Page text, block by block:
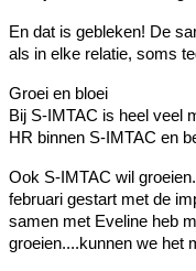
En dat is gebleken! De
als in elke relatie, soms
Groei en bloei
Bij S-IMTAC is heel veel
HR binnen S-IMTAC en
Ook S-IMTAC wil
februari gestart met de
samen met Eveline heb
groeien....kunnen we het